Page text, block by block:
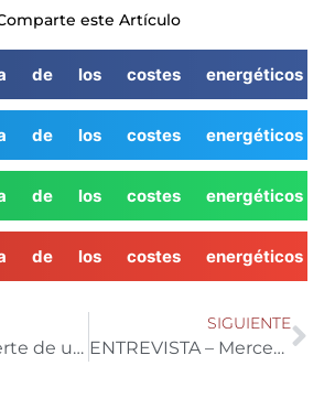
este Artículo
de los costes energéticos –
de los costes energéticos –
de los costes energéticos –
de los costes energéticos –
La RAIF advierte de una alta presencia de tuta absoluta en los invernaderos de Almería
SIGUIENTE
ENTREVISTA – Mercedes Fernández, responsable de ventas de melón y sandía en NUNHEMS